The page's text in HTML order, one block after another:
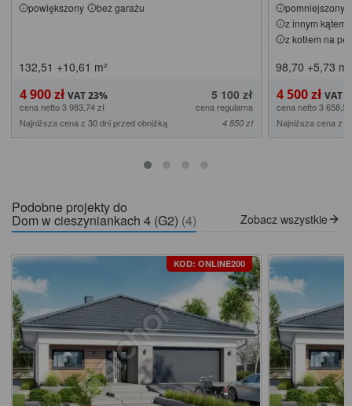
powiększony bez garażu
132,51 +10,61 m²
4 900 zł 5 100 zł
cena netto 3 983,74 zł
cena regularna
Najniższa cena z 30 dni przed obniżką
4 850 zł
pomniejszony
z innym kątem
z kotłem na
98,70 +5,73 m²
4 500 zł
cena netto 3
Najniższa cena z
Podobne projekty do
Dom w cieszyniankach 4 (G2) (4) Zobacz wszystkie
KOD: ONLINE200